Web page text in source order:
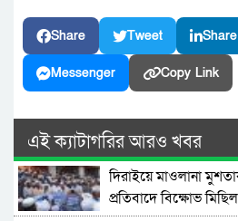
Share Tweet Share
Messenger Copy Link
এই ক্যাটাগরির আরও খবর
দিরাইয়ে মাওলানা
প্রতিবাদে বিক্ষোভ